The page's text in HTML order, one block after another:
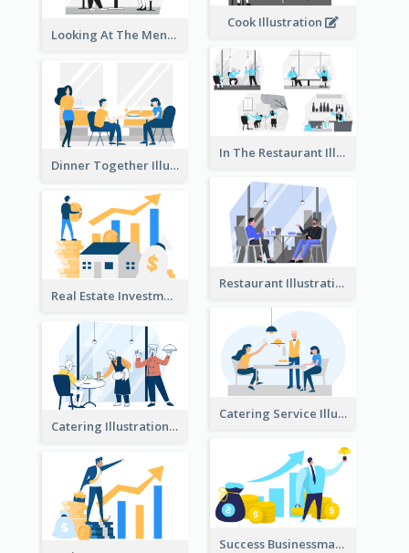
Cook Illustration
Looking At The Menu Illustration
In The Restaurant Illustration
Dinner Together Illustration
Restaurant Illustration
Real Estate Investment Illustration
Catering Service Illustration
Catering Illustration
Success Businessman Illustration